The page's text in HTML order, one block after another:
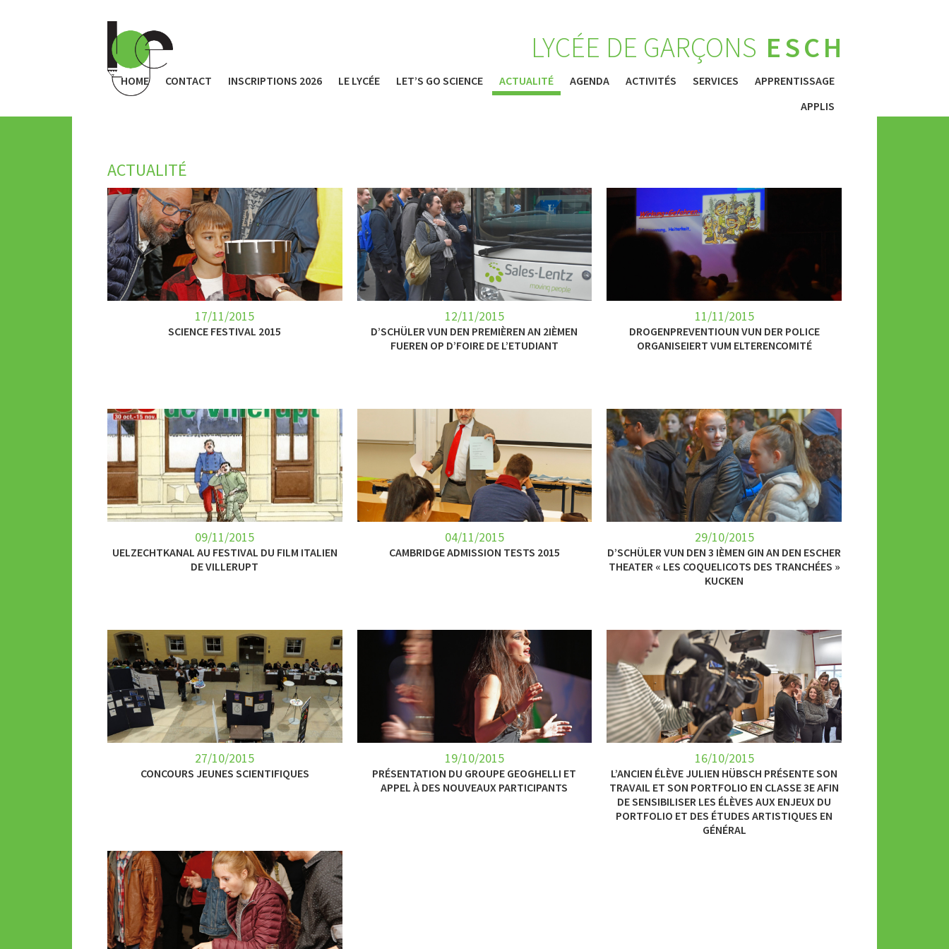
LYCÉE DE GARÇONS ESCH
HOME CONTACT INSCRIPTIONS 2026 LE LYCÉE LET’S GO SCIENCE ACTUALITÉ AGENDA ACTIVITÉS SERVICES
APPRENTISSAGE
APPLIS
ACTUALITÉ
17/11/2015
SCIENCE FESTIVAL 2015
12/11/2015
D’SCHÜLER VUN DEN PREMIÈREN AN 2IÈMEN
FUEREN OP D’FOIRE DE L’ETUDIANT
11/11/2015
DROGENPREVENTIOUN VUN DER POLICE
ORGANISEIERT VUM ELTERENCOMITÉ
09/11/2015
UELZECHTKANAL AU FESTIVAL DU FILM ITALIEN
DE VILLERUPT
04/11/2015
CAMBRIDGE ADMISSION TESTS 2015
29/10/2015
D’SCHÜLER VUN DEN 3 IÈMEN GIN AN DEN ESCHER
THEATER « LES COQUELICOTS DES TRANCHÉES »
KUCKEN
27/10/2015
CONCOURS JEUNES SCIENTIFIQUES
19/10/2015
PRÉSENTATION DU GROUPE GEOGHELLI ET
APPEL À DES NOUVEAUX PARTICIPANTS
16/10/2015
L’ANCIEN ÉLÈVE JULIEN HÜBSCH PRÉSENTE SON
TRAVAIL ET SON PORTFOLIO EN CLASSE 3E AFIN
DE SENSIBILISER LES ÉLÈVES AUX ENJEUX DU
PORTFOLIO ET DES ÉTUDES ARTISTIQUES EN
GÉNÉRAL